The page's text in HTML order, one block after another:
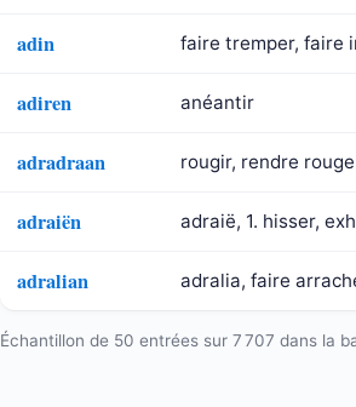
adin faire tremper, faire
adiren anéantir
adradraan rougir, rendre
adraiën adraië, 1. hisser,
adralian adralia, faire
Échantillon de 50 entrées sur 7 707 dans la